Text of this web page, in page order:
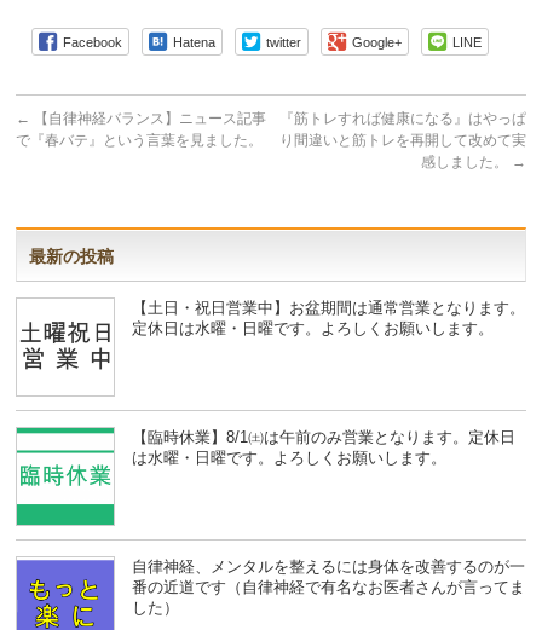
Facebook Hatena twitter Google+ LINE
←
【自律神経バランス】ニュース記事
で『春バテ』という言葉を見ました。
『筋トレすれば健康になる』はやっぱ
り間違いと筋トレを再開して改めて実
感しました。
→
最新の投稿
【土日・祝日営業中】お盆期間は通常営業となります。
定休日は水曜・日曜です。よろしくお願いします。
【臨時休業】8/1㈯は午前のみ営業となります。定休日
は水曜・日曜です。よろしくお願いします。
自律神経、メンタルを整えるには身体を改善するのが一
番の近道です（自律神経で有名なお医者さんが言ってま
した）